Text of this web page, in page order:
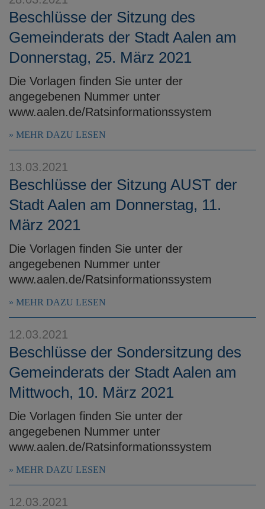
Beschlüsse der Sitzung des
Gemeinderats der Stadt Aalen am
Donnerstag, 25. März 2021
Die Vorlagen finden Sie unter der
angegebenen Nummer unter
www.aalen.de/Ratsinformationssystem
MEHR DAZU LESEN
13.03.2021
Beschlüsse der Sitzung AUST der
Stadt Aalen am Donnerstag, 11.
März 2021
Die Vorlagen finden Sie unter der
angegebenen Nummer unter
www.aalen.de/Ratsinformationssystem
MEHR DAZU LESEN
12.03.2021
Beschlüsse der Sondersitzung des
Gemeinderats der Stadt Aalen am
Mittwoch, 10. März 2021
Die Vorlagen finden Sie unter der
angegebenen Nummer unter
www.aalen.de/Ratsinformationssystem
MEHR DAZU LESEN
12.03.2021